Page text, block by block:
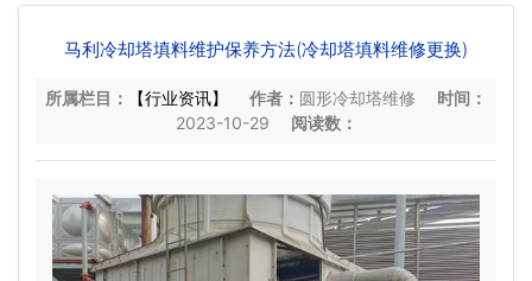
马利冷却塔填料维护保养方法(冷却塔填料维修更换)
所属栏目： 【行业资讯】 作者： 圆形冷却塔维修
时间：
2023-10-29
阅读数：